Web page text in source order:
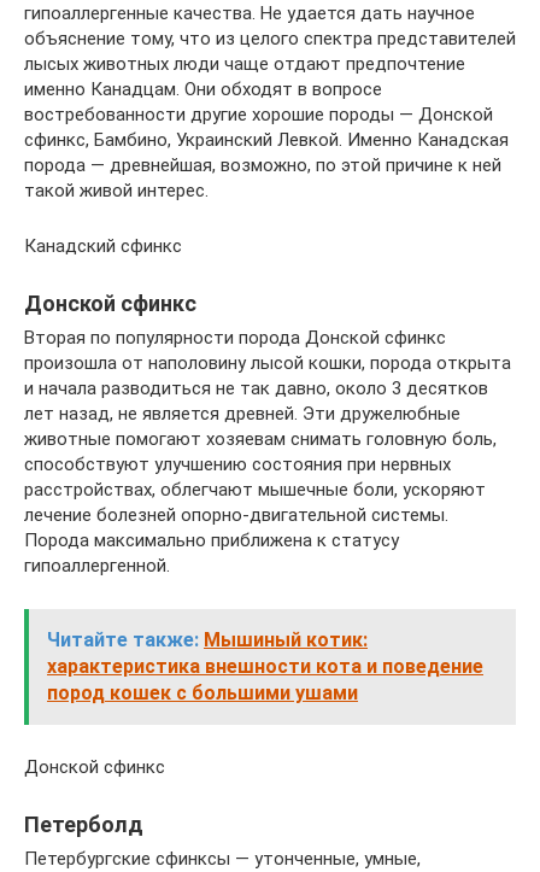
гипоаллергенные качества. Не удается дать научное
объяснение тому, что из целого спектра представителей
лысых животных люди чаще отдают предпочтение
именно Канадцам. Они обходят в вопросе
востребованности другие хорошие породы — Донской
сфинкс, Бамбино, Украинский Левкой. Именно Канадская
порода — древнейшая, возможно, по этой причине к ней
такой живой интерес.
Канадский сфинкс
Донской сфинкс
Вторая по популярности порода Донской сфинкс
произошла от наполовину лысой кошки, порода открыта
и начала разводиться не так давно, около 3 десятков
лет назад, не является древней. Эти дружелюбные
животные помогают хозяевам снимать головную боль,
способствуют улучшению состояния при нервных
расстройствах, облегчают мышечные боли, ускоряют
лечение болезней опорно-двигательной системы.
Порода максимально приближена к статусу
гипоаллергенной.
Читайте также: Мышиный котик:
характеристика внешности кота и поведение
пород кошек с большими ушами
Донской сфинкс
Петерболд
Петербургские сфинксы — утонченные, умные,